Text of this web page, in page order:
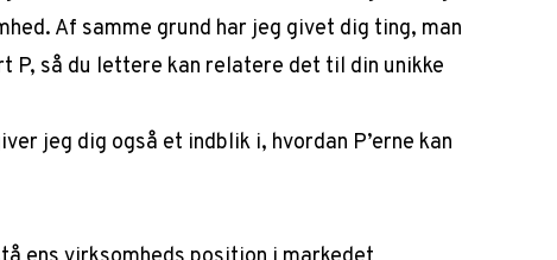
Af samme grund har jeg givet dig ting, man
P, så du lettere kan relatere det til din unikke
jeg dig også et indblik i, hvordan P’erne kan